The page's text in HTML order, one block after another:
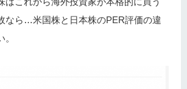
なら…米国株と日本株のPER評価の違